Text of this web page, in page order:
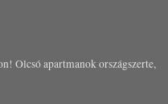
Olcsó apartmanok országszerte,